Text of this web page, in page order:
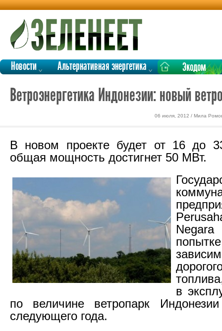
Новости Альтернативная энергетика Экодом
Ветроэнергетика Индонезии: новый
06 июля, 2012 / Мила
В новом проекте будет от 16 до
общая мощность достигнет 50 МВт.
в
по величине ветропарк
следующего года.